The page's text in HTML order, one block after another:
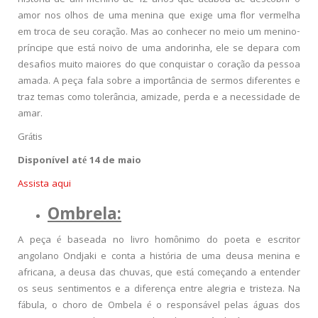
amor nos olhos de uma menina que exige uma flor vermelha
em troca de seu coração. Mas ao conhecer no meio um menino-
príncipe que está noivo de uma andorinha, ele se depara com
desafios muito maiores do que conquistar o coração da pessoa
amada. A peça fala sobre a importância de sermos diferentes e
traz temas como tolerância, amizade, perda e a necessidade de
amar.
Grátis
Disponível até 14 de maio
Assista aqui
Ombrela:
A peça é baseada no livro homônimo do poeta e escritor
angolano Ondjaki e conta a história de uma deusa menina e
africana, a deusa das chuvas, que está começando a entender
os seus sentimentos e a diferença entre alegria e tristeza. Na
fábula, o choro de Ombela é o responsável pelas águas dos